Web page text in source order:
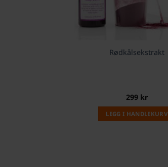
Rødkålsekstrakt
299 kr
LEGG I HANDLEKURV